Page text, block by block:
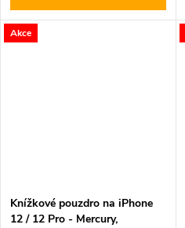
Akce
Knížkové pouzdro na iPhone
12 / 12 Pro - Mercury,